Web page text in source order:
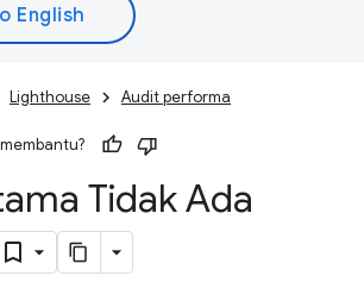
Lighthouse Audit performa
Tidak Ada